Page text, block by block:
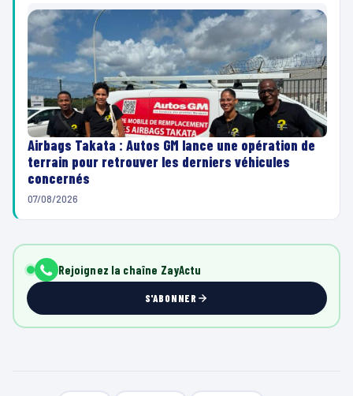
Airbags Takata : Autos GM lance une opération de
terrain pour retrouver les derniers véhicules
concernés
07/08/2026
Rejoignez la chaîne ZayActu
S'ABONNER